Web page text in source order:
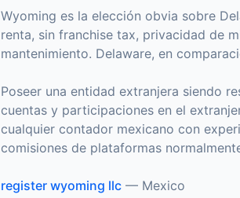
Wyoming es la elección obvia sobre
renta, sin franchise tax, privacidad de
mantenimiento. Delaware, en
Poseer una entidad extranjera siendo
cuentas y participaciones en el
cualquier contador mexicano con
comisiones de plataformas
register wyoming llc — Mexico